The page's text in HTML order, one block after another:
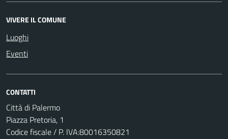
VIVERE IL COMUNE
Luoghi
Eventi
CONTATTI
Città di Palermo
Piazza Pretoria, 1
Codice fiscale / P. IVA:80016350821